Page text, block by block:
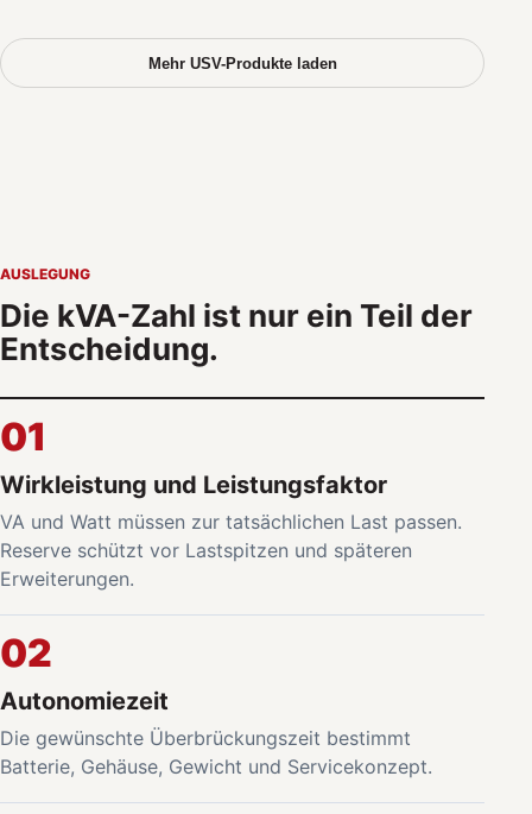
Mehr USV-Produkte laden
AUSLEGUNG
Die kVA-Zahl ist nur ein Teil der
Entscheidung.
01
Wirkleistung und Leistungsfaktor
VA und Watt müssen zur tatsächlichen Last passen.
Reserve schützt vor Lastspitzen und späteren
Erweiterungen.
02
Autonomiezeit
Die gewünschte Überbrückungszeit bestimmt
Batterie, Gehäuse, Gewicht und Servicekonzept.